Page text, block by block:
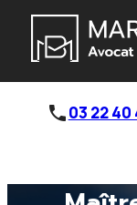
phone03 22 40